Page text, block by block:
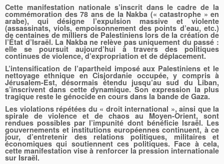
Cette manifestation nationale s’inscrit dans le cadre de la
commémoration des 78 ans de la Nakba (« catastrophe » en
arabe), qui désigne l’expulsion massive et violente
(assassinats, viols, empoisonnement des points d’eau, etc.)
de centaines de milliers de Palestiniens lors de la création de
l’État d’Israël. La Nakba ne relève pas uniquement du passé :
elle se poursuit aujourd’hui à travers des politiques
continues de violence, d’expropriation et de déplacement.
L’intensification de l’apartheid imposé aux Palestiniens et le
nettoyage ethnique en Cisjordanie occupée, y compris à
Jérusalem-Est, désormais étendu jusqu’au sud du Liban,
s’inscrivent dans cette dynamique. Son expression la plus
tragique reste le génocide en cours dans la bande de Gaza.
Les violations répétées du « droit international », ainsi que la
spirale de violence et de chaos au Moyen-Orient, sont
rendues possibles par l’impunité dont bénéficie Israël. Les
gouvernements et institutions européennes continuent, à ce
jour, d’entretenir des relations politiques, militaires et
économiques qui soutiennent ces politiques. Face à cela,
cette manifestation vise à renforcer la pression internationale
sur Israël.